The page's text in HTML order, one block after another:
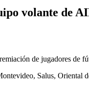
volante de
de jugadores de
Salus, Oriental